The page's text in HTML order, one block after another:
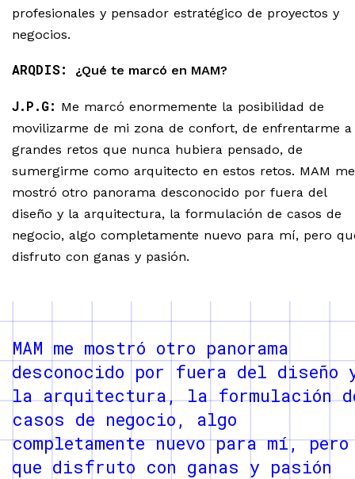
profesionales y pensador estratégico de proyectos y
negocios.
ARQDIS: ¿Qué te marcó en MAM?
J.P.G: Me marcó enormemente la posibilidad de
movilizarme de mi zona de confort, de enfrentarme a
grandes retos que nunca hubiera pensado, de
sumergirme como arquitecto en estos retos. MAM me
mostró otro panorama desconocido por fuera del
diseño y la arquitectura, la formulación de casos de
negocio, algo completamente nuevo para mí, pero
disfruto con ganas y pasión.
MAM me mostró otro panorama
desconocido por fuera del diseño
la arquitectura, la formulación
casos de negocio, algo
completamente nuevo para mí, pero
que disfruto con ganas y pasión